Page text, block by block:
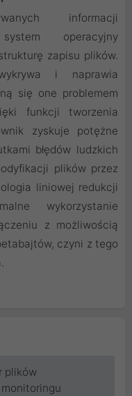
informacji
operacyjny
zapisu plików.
i naprawia
się one problemem
funkcji tworzenia
zyskuje potężne
błędów ludzkich
plików przez
liniowej redukcji
wykorzystanie
z możliwością
czyni z tego
plików